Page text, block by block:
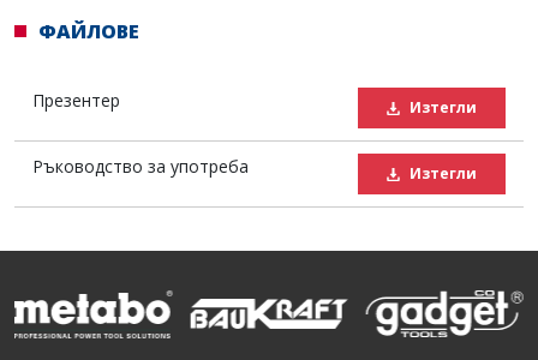
ФАЙЛОВЕ
Презентер Изтегли
Ръководство за употреба Изтегли